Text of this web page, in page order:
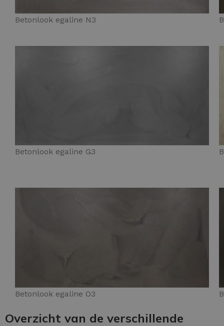
Betonlook egaline N3
Betonlook egaline G3
Betonlook egaline O3
Overzicht van de verschillende